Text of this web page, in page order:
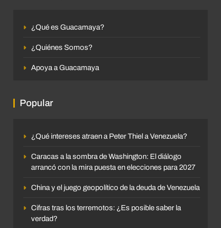
¿Qué es Guacamaya?
¿Quiénes Somos?
Apoya a Guacamaya
Popular
¿Qué intereses atraen a Peter Thiel a Venezuela?
Caracas a la sombra de Washington: El diálogo
arrancó con la mira puesta en elecciones para 2027
China y el juego geopolítico de la deuda de Venezuela
Cifras tras los terremotos: ¿Es posible saber la
verdad?